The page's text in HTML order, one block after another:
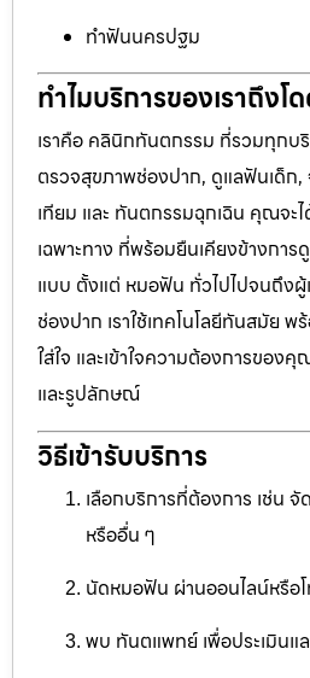
ทำฟันนครปฐม
ทำไมบริการของเราถึงโ
เราคือ คลินิกทันตกรรม ที่รวมทุกบริ
ตรวจสุขภาพช่องปาก, ดูแลฟันเด็
เทียม และ ทันตกรรมฉุกเฉิน คุณจ
เฉพาะทาง ที่พร้อมยืนเคียงข้างกา
แบบ ตั้งแต่ หมอฟัน ทั่วไปไปจนถึง
ช่องปาก เราใช้เทคโนโลยีทันสมัย
ใส่ใจ และเข้าใจความต้องการของ
และรูปลักษณ์
วิธีเข้ารับบริการ
เลือกบริการที่ต้องการ เช่น
หรืออื่น ๆ
นัดหมอฟัน ผ่านออนไลน์หรือ
พบ ทันตแพทย์ เพื่อประเมินแ